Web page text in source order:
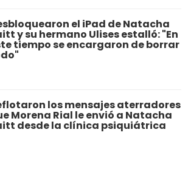
el iPad de Natacha
y su hermano Ulises estalló: "En
tiempo se encargaron de borrar
los mensajes aterradores
Morena Rial le envió a Natacha
desde la clínica psiquiátrica